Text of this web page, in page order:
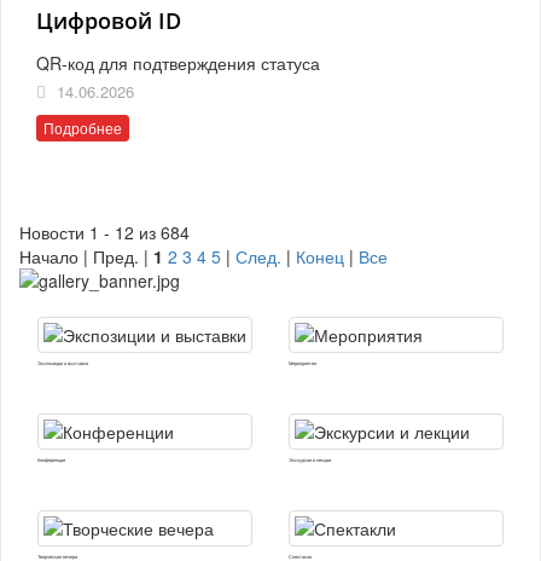
Цифровой ID
QR-код для подтверждения статуса
14.06.2026
Подробнее
Новости 1 - 12 из 684
Начало | Пред. | 1 2 3 4 5 | След. | Конец | Все
Экспозиции и выставки Мероприятия
Конференции Экскурсии и лекции
Творческие вечера Спектакли